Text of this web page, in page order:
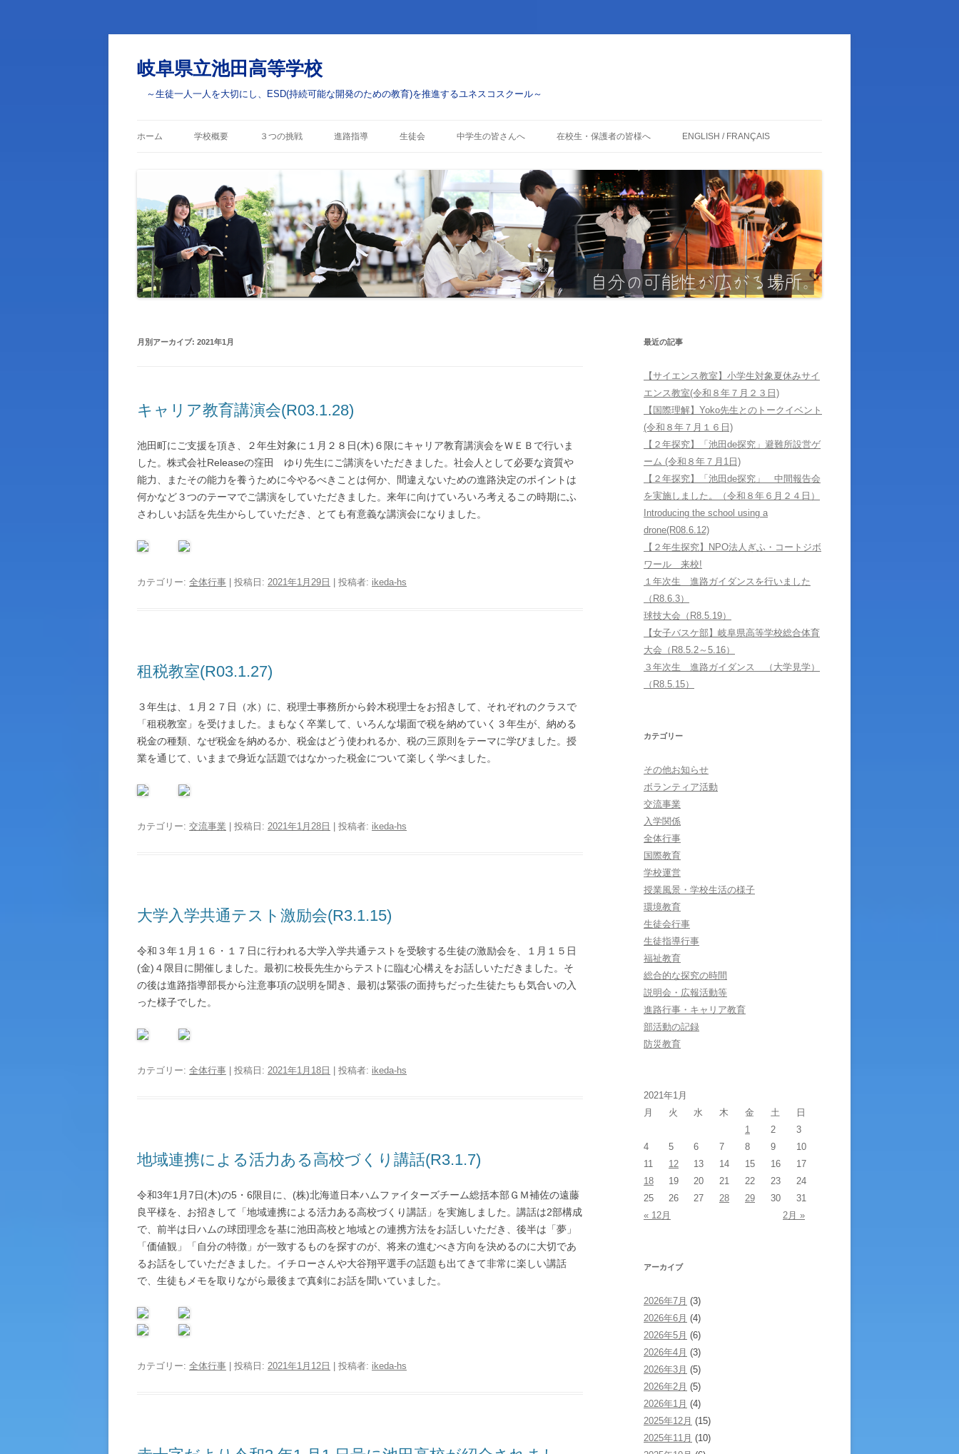
岐阜県立池田高等学校
～生徒一人一人を大切にし、ESD(持続可能な開発のための教育)を推進するユネスコスクール～
ン
へ
ス
キ
ッ
プ
ホーム 学校概要
校章・校訓・校歌
学校案内
学校評価
学校いじめ防止基本方針
生徒指導ガイドライン
契約情報
アクセス
岐阜県立学校体育施設開放について
その他
３つの挑戦
部活動・学校行事・ボランティアへ
の挑戦
ESD(ユネスコスクール)への挑戦 これまでのESD活動
進路指導 生徒会 中学生の皆さんへ
入試情報
部活動
制服について
在校生・保護者の皆様へ
行事予定
警報発表時の対応
各種手続き・証明書(卒業生の皆様
授業料および奨学金関係
ENGLISH / FRANÇAIS
FRANÇAIS
日本語
月別アーカイブ: 2021年1月
キャリア教育講演会(R03.1.28)
池田町にご支援を頂き、２年生対象に１月２８日(木)６限にキャリア教育講演会をＷＥＢで行いま
した。株式会社Releaseの窪田 ゆり先生にご講演をいただきました。社会人として必要な資質や
能力、またその能力を養うために今やるべきことは何か、間違えないための進路決定のポイントは
何かなど３つのテーマでご講演をしていただきました。来年に向けていろいろ考えるこの時期にふ
さわしいお話を先生からしていただき、とても有意義な講演会になりました。
カテゴリー: 全体行事 | 投稿日: 2021年1月29日 | 投稿者: ikeda-hs
租税教室(R03.1.27)
３年生は、１月２７日（水）に、税理士事務所から鈴木税理士をお招きして、それぞれのクラスで
「租税教室」を受けました。まもなく卒業して、いろんな場面で税を納めていく３年生が、納める
税金の種類、なぜ税金を納めるか、税金はどう使われるか、税の三原則をテーマに学びました。授
業を通じて、いままで身近な話題ではなかった税金について楽しく学べました。
カテゴリー: 交流事業 | 投稿日: 2021年1月28日 | 投稿者: ikeda-hs
大学入学共通テスト激励会(R3.1.15)
令和３年１月１６・１７日に行われる大学入学共通テストを受験する生徒の激励会を、１月１５日
(金)４限目に開催しました。最初に校長先生からテストに臨む心構えをお話しいただきました。そ
の後は進路指導部長から注意事項の説明を聞き、最初は緊張の面持ちだった生徒たちも気合いの入
った様子でした。
カテゴリー: 全体行事 | 投稿日: 2021年1月18日 | 投稿者: ikeda-hs
地域連携による活力ある高校づくり講話(R3.1.7)
令和3年1月7日(木)の5・6限目に、(株)北海道日本ハムファイターズチーム総括本部ＧＭ補佐の遠藤
良平様を、お招きして「地域連携による活力ある高校づくり講話」を実施しました。講話は2部構成
で、前半は日ハムの球団理念を基に池田高校と地域との連携方法をお話しいただき、後半は「夢」
「価値観」「自分の特徴」が一致するものを探すのが、将来の進むべき方向を決めるのに大切であ
るお話をしていただきました。イチローさんや大谷翔平選手の話題も出てきて非常に楽しい講話
で、生徒もメモを取りながら最後まで真剣にお話を聞いていました。
カテゴリー: 全体行事 | 投稿日: 2021年1月12日 | 投稿者: ikeda-hs
最近の記事
【サイエンス教室】小学生対象夏休みサイ
エンス教室(令和８年７月２３日)
【国際理解】Yoko先生とのトークイベント
(令和８年７月１６日)
【２年探究】「池田de探究」避難所設営ゲ
ーム (令和８年７月1日)
【２年探究】「池田de探究」 中間報告会
を実施しました。（令和８年６月２４日）
Introducing the school using a
drone(R08.6.12)
【２年生探究】NPO法人ぎふ・コートジボ
ワール 来校!
１年次生 進路ガイダンスを行いました
（R8.6.3）
球技大会（R8.5.19）
【女子バスケ部】岐阜県高等学校総合体育
大会（R8.5.2～5.16）
３年次生 進路ガイダンス （大学見学）
（R8.5.15）
カテゴリー
その他お知らせ
ボランティア活動
交流事業
入学関係
全体行事
国際教育
学校運営
授業風景・学校生活の様子
環境教育
生徒会行事
生徒指導行事
福祉教育
総合的な探究の時間
説明会・広報活動等
進路行事・キャリア教育
部活動の記録
防災教育
2021年1月
月
火 水 木 金 土
日
1
2
3
4
5 6 7 8 9
10
11
12 13 14 15 16
17
18
19 20 21 22 23
24
25
26 27 28 29 30
31
« 12月
2月 »
アーカイブ
2026年7月 (3)
2026年6月 (4)
2026年5月 (6)
2026年4月 (3)
2026年3月 (5)
2026年2月 (5)
2026年1月 (4)
2025年12月 (15)
2025年11月 (10)